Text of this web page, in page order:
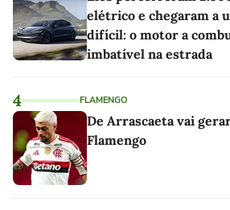
elétrico e chegaram a
difícil: o motor a
imbatível na estrada
4 FLAMENGO
De Arrascaeta vai
Flamengo